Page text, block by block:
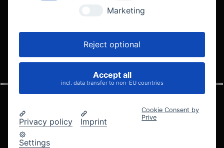
VELOCITY AUTOMOTIVE
© 2005 - 2026 Velocity Automotive
Marketing
Reject optional
Accept all
incl. data transfer to non-EU countries
Privacy policy Imprint
Settings
Cookie Consent by
Prive